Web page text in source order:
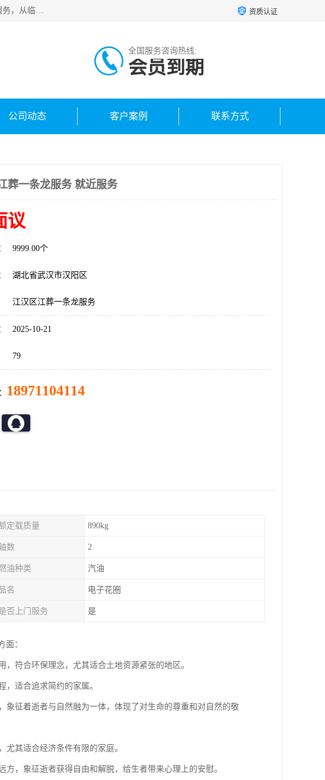
武汉生命之源文化有限公司，秉持着对生命的敬重与关怀，专注于殡葬服务领域。我们提供全方位的武汉殡葬一条龙服务，从临终关怀开始，到后事的妥善处理，每个环节都精心安排。专业团队严格依照规范，为逝者净身、穿衣，庄重地接运遗体，提供优质的遗体整理与妆扮服务。告别仪式策划、火化手续办理以及骨灰安置等事务，也都有专人协助。 资质认证
全国服务咨询热线:
会员到期
公司动态 客户案例 联系方式
葬一条龙服务 就近服务
议
9999.00个
湖北省武汉市汉阳区
江汉区江葬一条龙服务
2025-10-21
79
18971104114
定载质量 890kg
数 2
油种类 汽油
名 电子花圈
否上门服务 是
面：
符合环保理念，尤其适合土地资源紧张的地区。
适合追求简约的家属。
征着逝者与自然融为一体，体现了对生命的尊重和对自然的敬
其适合经济条件有限的家庭。
，象征逝者获得自由和解脱，给生者带来心理上的安慰。